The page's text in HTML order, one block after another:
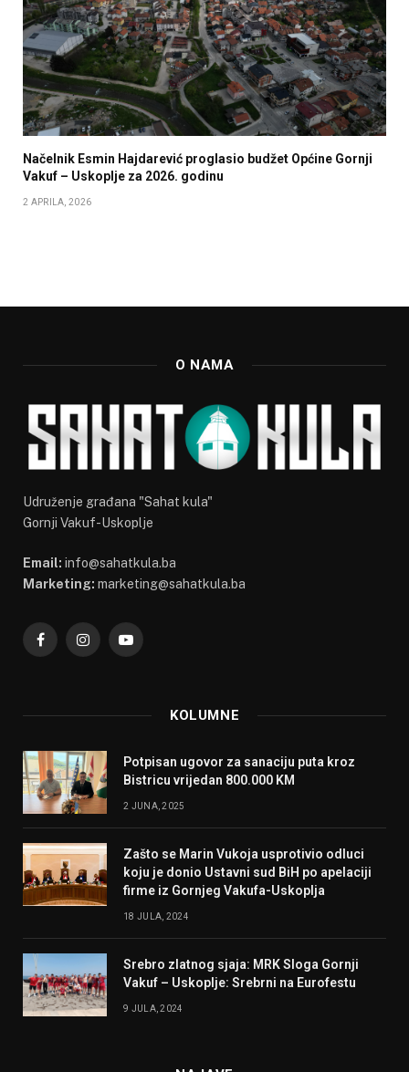
Načelnik Esmin Hajdarević proglasio budžet Općine Gornji
Vakuf – Uskoplje za 2026. godinu
2 APRILA, 2026
O NAMA
Udruženje građana "Sahat kula"
Gornji Vakuf-Uskoplje
Email: info@sahatkula.ba
Marketing: marketing@sahatkula.ba
FacebookInstagramYouTube
KOLUMNE
Potpisan ugovor za sanaciju puta kroz
Bistricu vrijedan 800.000 KM
2 JUNA, 2025
Zašto se Marin Vukoja usprotivio odluci
koju je donio Ustavni sud BiH po apelaciji
firme iz Gornjeg Vakufa-Uskoplja
18 JULA, 2024
Srebro zlatnog sjaja: MRK Sloga Gornji
Vakuf – Uskoplje: Srebrni na Eurofestu
9 JULA, 2024